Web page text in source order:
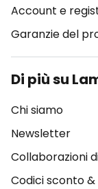
Account e
Garanzie del
Di più su
Chi siamo
Newsletter
Collaborazioni
Codici sconto